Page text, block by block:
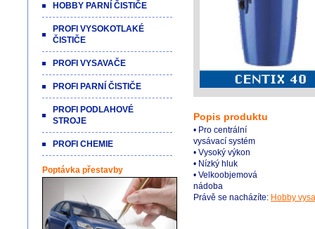
Popis produktu
• Pro centrální
vysávací systém
• Vysoký výkon
• Nízký hluk
• Velkoobjemová
nádoba
Právě se nacházíte: Hobby
HOBBY PARNÍ ČISTIČE
PROFI VYSOKOTLAKÉ
ČISTIČE
PROFI VYSAVAČE
PROFI PARNÍ ČISTIČE
PROFI PODLAHOVÉ
STROJE
PROFI CHEMIE
Poptávka přestavby